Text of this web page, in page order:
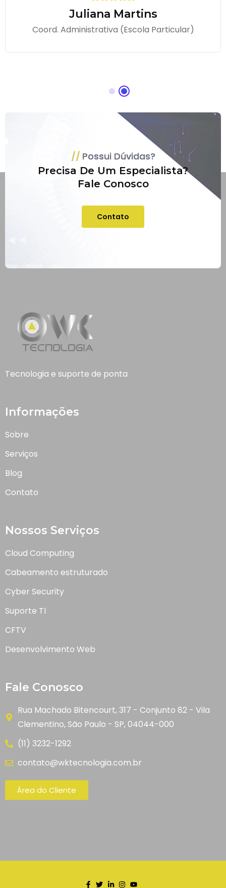
Juliana Martins
Coord. Administrativa (Escola Particular)
Possui Dúvidas?
Precisa De Um Especialista?
Fale Conosco
Contato
Tecnologia e suporte de ponta
Informações
Sobre
Serviços
Blog
Contato
Nossos Serviços
Cloud Computing
Cabeamento estruturado
Cyber Security
Suporte TI
CFTV
Desenvolvimento Web
Fale Conosco
Rua Machado Bitencourt, 317 - Conjunto 82 - Vila
Clementino, São Paulo - SP, 04044-000
(11) 3232-1292
contato@wktecnologia.com.br
Área do Cliente